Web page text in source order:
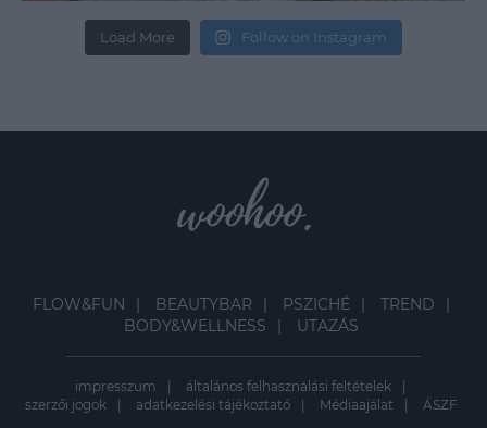
Load More Follow on Instagram
FLOW&FUN BEAUTYBAR PSZICHÉ
TREND
BODY&WELLNESS
UTAZÁS
impresszum
általános felhasználási feltételek
szerzői jogok
adatkezelési tájékoztató Médiaajálat
ÁSZF